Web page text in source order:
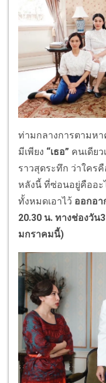
ท่ามกลางการตามห
มีเพียง “เธอ” คนเดีย
ราวสุดระทึก ว่าใคร
หลังนี้ ที่ซ่อนอยู่คืออะ
ทั้งหมดเอาไว้ ออกอ
20.30 น. ทางช่องวัน
มกราคมนี้)